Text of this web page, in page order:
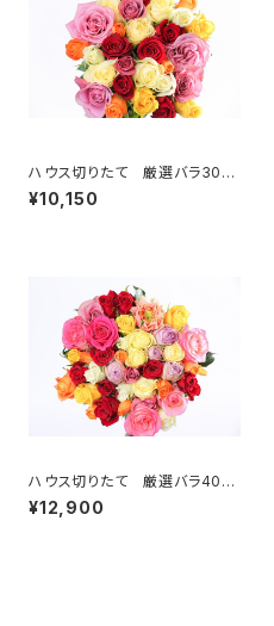
ハウス切りたて 厳選バラ30
本 ＜ギフト用＞ 【送料無
料】
¥10,150
ハウス切りたて 厳選バラ40
本 ＜ギフト用＞ 【送料無
料】
¥12,900